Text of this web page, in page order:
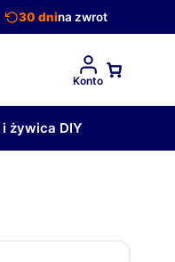
30 dnina zwrot
Konto
żywica DIY